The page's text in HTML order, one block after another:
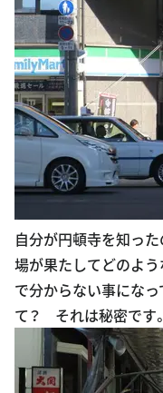
自分が円頓寺を知っ
場が果たしてどのよ
で分からない事にな
て？ それは秘密です